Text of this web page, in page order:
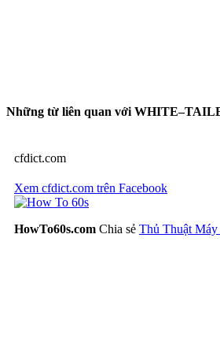
Những từ liên quan với
cfdict.com
Xem cfdict.com trên Facebook
HowTo60s.com Chia sẻ Thủ Thuật